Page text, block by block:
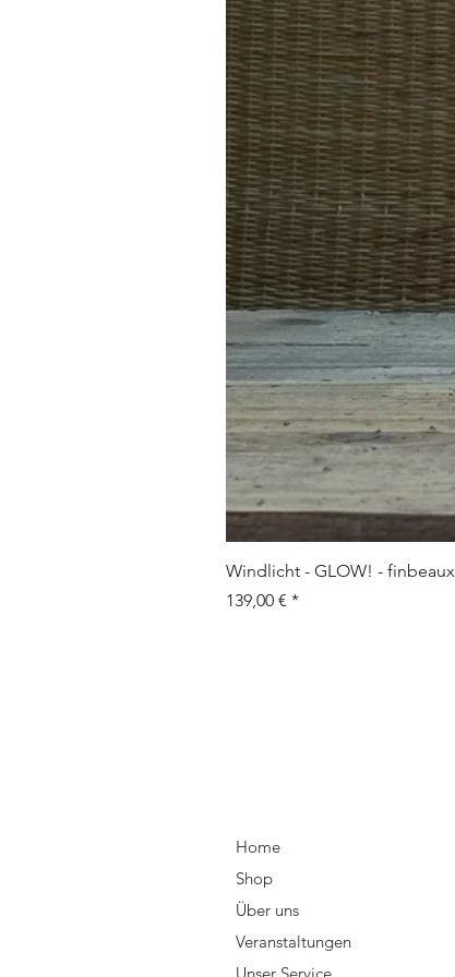
Windlicht - GLOW! - finbeaux
Prix
139,00 €
Home
Shop
Über uns
Veranstaltungen
Unser Service